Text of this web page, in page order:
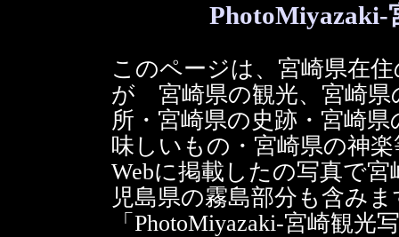
PhotoMiyazaki-
このページは、宮崎県在
が 宮崎県の観光、宮崎県
所・宮崎県の史跡・宮崎
味しいもの・宮崎県の神
Webに掲載したの写真で
児島県の霧島部分も含み
「PhotoMiyazaki-宮崎観